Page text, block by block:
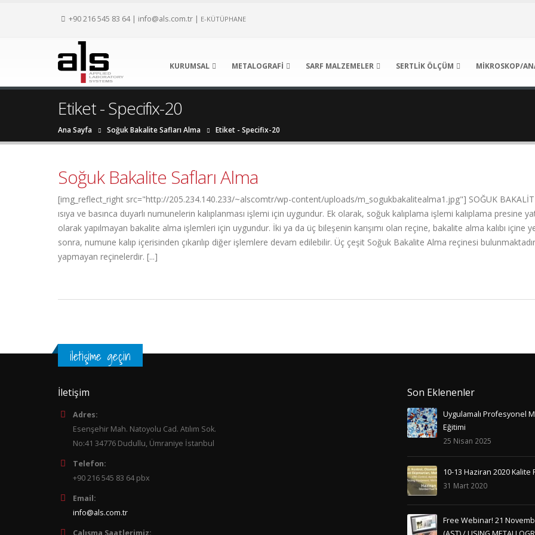
+90 216 545 83 64| info@als.com.tr | E-KÜTÜPHANE
KURUMSAL METALOGRAFI SARF MALZEMELER SERTLIK ÖLÇÜM MIKROSKOP/
Etiket - Specifix-20
Ana Sayfa Soğuk Bakalite Safları Alma Etiket - Specifix-20
Soğuk Bakalite Safları Alma
[img_reflect_right src="http://205.234.140.233/~alscomtr/wp-content/uploads/m_sogukbakalitealma1.jpg"] SOĞUK
ısıya ve basınca duyarlı numunelerin kalıplanması işlemi için uygundur. Ek olarak, soğuk kalıplama işlemi kalıplama presine
olarak yapılmayan bakalite alma işlemleri için uygundur. İki ya da üç bileşenin karışımı olan reçine, bakalite alma kalıbı içine
sonra, numune kalıp içerisinden çıkarılıp diğer işlemlere devam edilebilir. Üç çeşit Soğuk Bakalite Alma reçinesi
yapmayan reçinelerdir. [...]
iletişime geçin
İletişim
Adres:
Esenşehir Mah. Natoyolu Cad. Atılım Sok.
No:41 34776 Dudullu, Ümraniye İstanbul
Telefon:
+90 216 545 83 64 pbx
Email:
info@als.com.tr
Çalışma Saatlerimiz:
Son Eklenenler
Uygulamalı Profesyonel
Eğitimi
25 Nisan 2025
10-13 Haziran 2020 Kalite
31 Mart 2020
Free Webinar! 21